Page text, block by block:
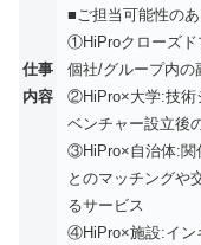
仕事
内容
■ご担当可能性の
①HiProクローズド
個社/グループ内の
②HiPro×大学:技術
ベンチャー設立後
③HiPro×自治体:関
とのマッチングや
るサービス
④HiPro×施設:イン